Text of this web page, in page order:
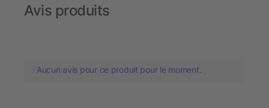
Avis produits
Aucun avis pour ce produit pour le moment.